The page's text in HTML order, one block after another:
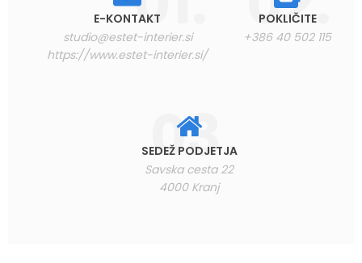
E-KONTAKT
studio@estet-interier.si
https://www.estet-interier.si/
POKLIČITE
+386 40 502 115
SEDEŽ PODJETJA
Savska cesta 22
4000 Kranj